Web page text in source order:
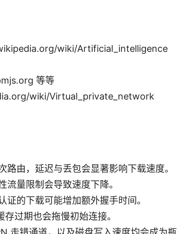
wiki/Artificial_intelligence
等等
wiki/Virtual_private_network
由，延迟与丢包会显著影响下载速度。
量限制会导致速度下降。
的下载可能增加额外握手时间。
过期也会拖慢初始连接。